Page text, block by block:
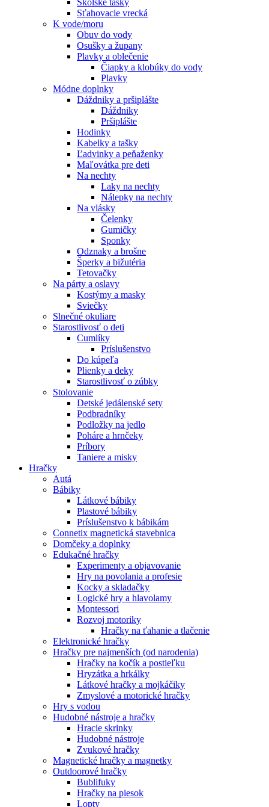
Školské tašky
Sťahovacie vrecká
K vode/moru
Obuv do vody
Osušky a župany
Plavky a oblečenie
Čiapky a klobúky do vody
Plavky
Módne doplnky
Dáždniky a pršiplášte
Dáždniky
Pršiplášte
Hodinky
Kabelky a tašky
Ľadvinky a peňaženky
Maľovátka pre deti
Na nechty
Laky na nechty
Nálepky na nechty
Na vlásky
Čelenky
Gumičky
Sponky
Odznaky a brošne
Šperky a bižutéria
Tetovačky
Na párty a oslavy
Kostýmy a masky
Sviečky
Slnečné okuliare
Starostlivosť o deti
Cumlíky
Príslušenstvo
Do kúpeľa
Plienky a deky
Starostlivosť o zúbky
Stolovanie
Detské jedálenské sety
Podbradníky
Podložky na jedlo
Poháre a hrnčeky
Príbory
Taniere a misky
Hračky
Autá
Bábiky
Látkové bábiky
Plastové bábiky
Príslušenstvo k bábikám
Connetix magnetická stavebnica
Domčeky a doplnky
Edukačné hračky
Experimenty a objavovanie
Hry na povolania a profesie
Kocky a skladačky
Logické hry a hlavolamy
Montessori
Rozvoj motoriky
Hračky na ťahanie a tlačenie
Elektronické hračky
Hračky pre najmenších (od narodenia)
Hračky na kočík a postieľku
Hryzátka a hrkálky
Látkové hračky a mojkáčiky
Zmyslové a motorické hračky
Hry s vodou
Hudobné nástroje a hračky
Hracie skrinky
Hudobné nástroje
Zvukové hračky
Magnetické hračky a magnetky
Outdoorové hračky
Bublifuky
Hračky na piesok
Lopty